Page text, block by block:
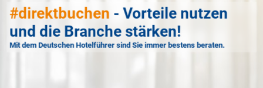
#direktbuchen - Vorteile nutzen
und die Branche stärken!
Mit dem Deutschen Hotelführer sind Sie immer bestens beraten.